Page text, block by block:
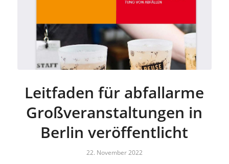
Leitfaden für abfallarme
Großveranstaltungen in
Berlin veröffentlicht
22. November 2022